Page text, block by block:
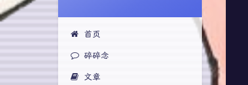
首页
碎碎念
文章